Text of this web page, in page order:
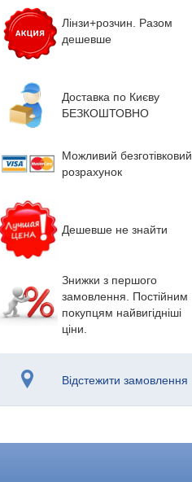
Лінзи+розчин. Разом
дешевше
Доставка по Києву
БЕЗКОШТОВНО
Можливий безготівковий
розрахунок
Дешевше не знайти
Знижки з першого
замовлення. Постійним
покупцям найвигідніші
ціни.
Відстежити замовлення